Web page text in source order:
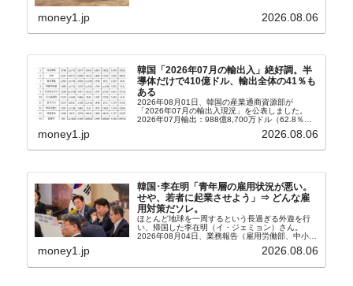
から以下に一部を引きます。2005年に初めて...
money1.jp 2026.08.06
韓国「2026年07月の輸出入」絶好調。半
導体だけで410億ドル、輸出全体の41％も
ある
2026年08月01日、韓国の産業通商資源部が
「2026年07月の輸出入現況」を公表しました。
2026年07月輸出：988億8,700万ドル（62.8％）
money1.jp 2026.08.06
韓国･李在明「青年層の雇用状況が悪い。
せや、若者に起業させよう」⇒ どんな雇
用対策だソレ。
ほとんど地球を一周するという長過ぎる外遊を行
い、帰国した李在明（イ・ジェミョン）さん。
2026年08月04日、業務報告（雇用労働部、中小ベ
上、韓国大統領に成りおおせた李在明（イ・ジェミ
money1.jp 2026.08.06